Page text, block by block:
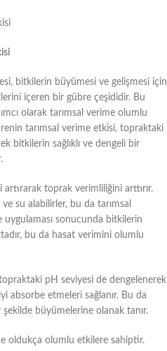
bitkilerin büyümesi ve gelişmesi için
içeren bir gübre çeşididir. Bu
olarak tarımsal verime olumlu
tarımsal verime etkisi, topraktaki
bitkilerin sağlıklı ve dengeli bir
toprak verimliliğini arttırır.
su alabilirler, bu da tarımsal
uygulaması sonucunda bitkilerin
bu da hasat verimini olumlu
pH seviyesi de dengelenerek
absorbe etmeleri sağlanır. Bu da
şekilde büyümelerine olanak tanır.
oldukça olumlu etkilere sahiptir.